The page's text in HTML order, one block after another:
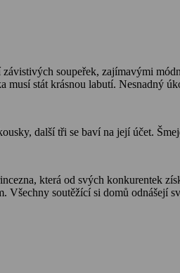
soupeřek, zajímavými
stát krásnou labutí. Nesnadný
další tři se baví na její účet.
která od svých konkurentek
soutěžící si domů odnášejí